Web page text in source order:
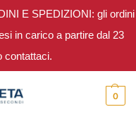
E SPEDIZIONI: gli ordini
in carico a partire dal 23
contattaci.
0